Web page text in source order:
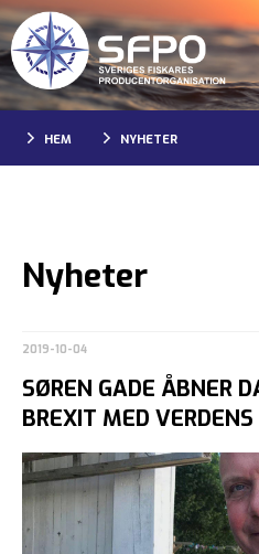
HEM NYHETER
Nyheter
2019-10-04
SØREN GADE ÅBNER
BREXIT MED